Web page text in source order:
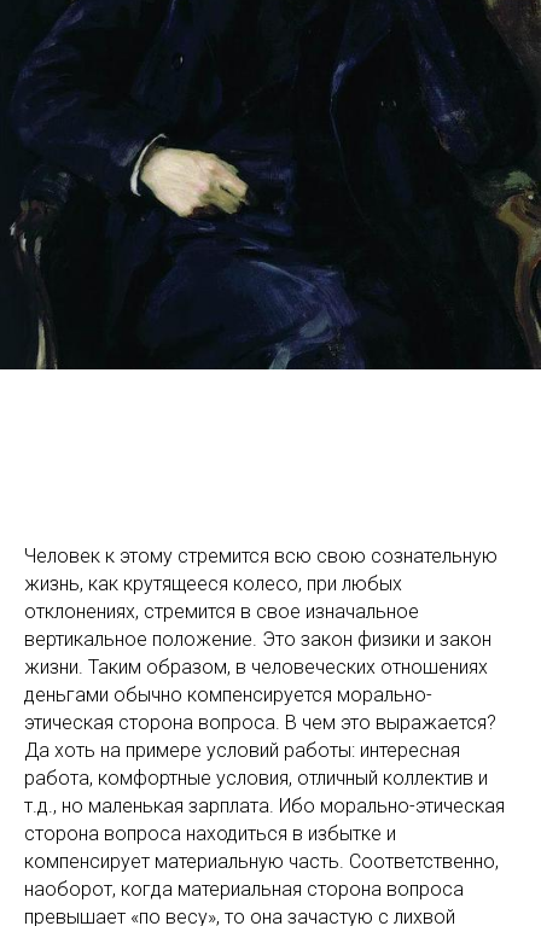
Человек к этому стремится всю свою сознательную
жизнь, как крутящееся колесо, при любых
отклонениях, стремится в свое изначальное
вертикальное положение. Это закон физики и закон
жизни. Таким образом, в человеческих отношениях
деньгами обычно компенсируется морально-
этическая сторона вопроса. В чем это выражается?
Да хоть на примере условий работы: интересная
работа, комфортные условия, отличный коллектив и
т.д., но маленькая зарплата. Ибо морально-этическая
сторона вопроса находиться в избытке и
компенсирует материальную часть. Соответственно,
наоборот, когда материальная сторона вопроса
превышает «по весу», то она зачастую с лихвой